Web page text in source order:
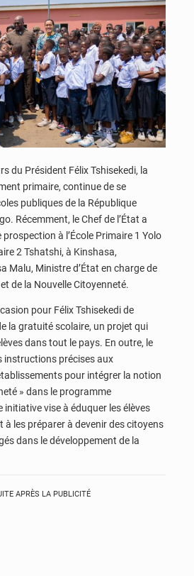
du Président Félix Tshisekedi, la
primaire, continue de se
publiques de la République
Récemment, le Chef de l’État a
à l’École Primaire 1 Yolo
2 Tshatshi, à Kinshasa,
Malu, Ministre d’État en charge de
de la Nouvelle Citoyenneté.
pour Félix Tshisekedi de
la gratuité scolaire, un projet qui
dans tout le pays. En outre, le
instructions précises aux
pour intégrer la notion
» dans le programme
initiative vise à éduquer les élèves
à les préparer à devenir des citoyens
dans le développement de la
APRÈS LA PUBLICITÉ